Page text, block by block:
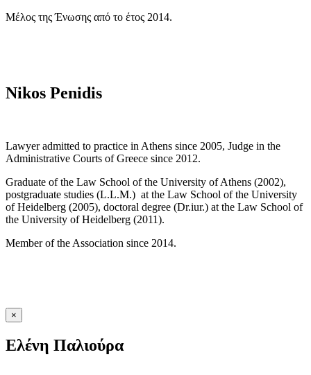
Μέλος της Ένωσης από το έτος 2014.
Nikos Penidis
Lawyer admitted to practice in Athens since 2005, Judge in the
Administrative Courts of Greece since 2012.
Graduate of the Law School of the University of Athens (2002),
postgraduate studies (L.L.M.) at the Law School of the University
of Heidelberg (2005), doctoral degree (Dr.iur.) at the Law School of
the University of Heidelberg (2011).
Member of the Association since 2014.
×
Ελένη Παλιούρα